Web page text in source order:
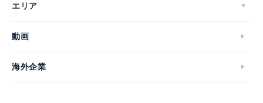
エリア
動画
海外企業